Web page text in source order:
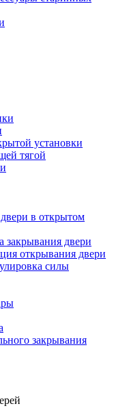
установки
тягой
в открытом
закрывания двери
открывания двери
силы
закрывания